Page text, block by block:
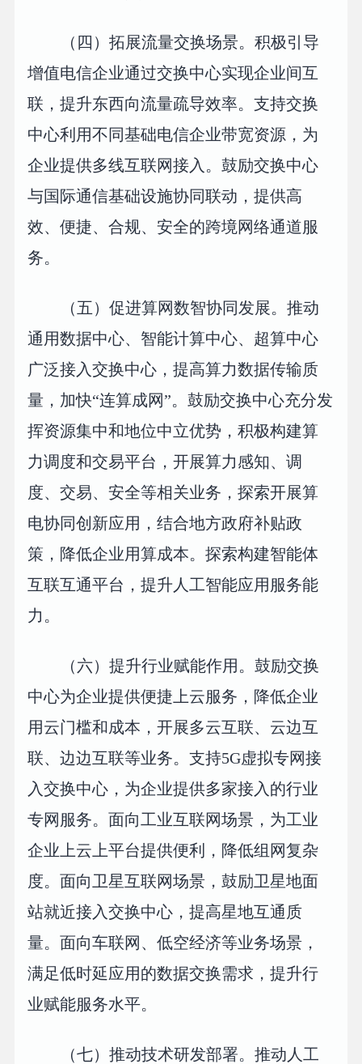
（四）拓展流量交换场景。积极引导
增值电信企业通过交换中心实现企业间互
联，提升东西向流量疏导效率。支持交换
中心利用不同基础电信企业带宽资源，为
企业提供多线互联网接入。鼓励交换中心
与国际通信基础设施协同联动，提供高
效、便捷、合规、安全的跨境网络通道服
务。
（五）促进算网数智协同发展。推动
通用数据中心、智能计算中心、超算中心
广泛接入交换中心，提高算力数据传输质
量，加快“连算成网”。鼓励交换中心充分发
挥资源集中和地位中立优势，积极构建算
力调度和交易平台，开展算力感知、调
度、交易、安全等相关业务，探索开展算
电协同创新应用，结合地方政府补贴政
策，降低企业用算成本。探索构建智能体
互联互通平台，提升人工智能应用服务能
力。
（六）提升行业赋能作用。鼓励交换
中心为企业提供便捷上云服务，降低企业
用云门槛和成本，开展多云互联、云边互
联、边边互联等业务。支持5G虚拟专网接
入交换中心，为企业提供多家接入的行业
专网服务。面向工业互联网场景，为工业
企业上云上平台提供便利，降低组网复杂
度。面向卫星互联网场景，鼓励卫星地面
站就近接入交换中心，提高星地互通质
量。面向车联网、低空经济等业务场景，
满足低时延应用的数据交换需求，提升行
业赋能服务水平。
（七）推动技术研发部署。推动人工